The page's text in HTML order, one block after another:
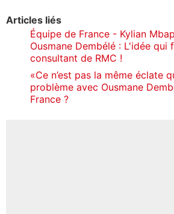
Articles liés
Équipe de France - Kylian
Ousmane Dembélé : L'idée qui
consultant de RMC !
«Ce n’est pas la même éclate
problème avec Ousmane
France ?